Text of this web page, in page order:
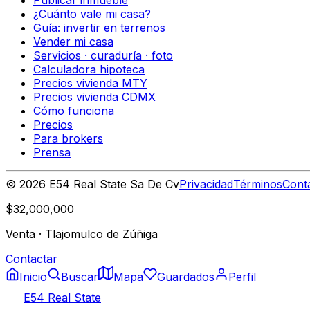
¿Cuánto vale mi casa?
Guía: invertir en terrenos
Vender mi casa
Servicios · curaduría · foto
Calculadora hipoteca
Precios vivienda MTY
Precios vivienda CDMX
Cómo funciona
Precios
Para brokers
Prensa
© 2026 E54 Real State Sa De CvPrivacidadTérminos
$32,000,000
Venta · Tlajomulco de Zúñiga
Contactar
Inicio
Buscar Mapa Guardados
Perfil
E54 Real State